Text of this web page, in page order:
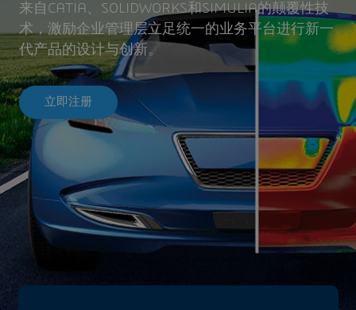
来自CATIA、SOLIDWORKS和SIMULIA的颠覆性技
术，激励企业管理层立足统一的业务平台进行新一
代产品的设计与创新。
立即注册